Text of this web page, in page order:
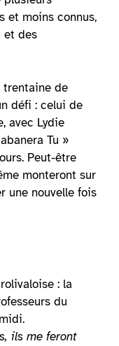
et moins connus,
et des
trentaine de
défi : celui de
avec Lydie
Tu »
Peut-être
monteront sur
une nouvelle fois
: la
du
ils me feront